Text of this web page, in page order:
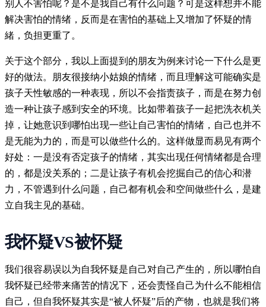
别人不害怕呢？是不是我自己有什么问题？可是这样想并不能
解决害怕的情绪，反而是在害怕的基础上又增加了怀疑的情
緒，负担更重了。
关于这个部分，我以上面提到的朋友为例来讨论一下什么是更
好的做法。朋友很接纳小姑娘的情绪，而且理解这可能确实是
孩子天性敏感的一种表现，所以不会指责孩子，而是在努力创
造一种让孩子感到安全的环境。比如带着孩子一起把洗衣机关
掉，让她意识到哪怕出现一些让自己害怕的情绪，自己也并不
是无能为力的，而是可以做些什么的。这样做显而易见有两个
好处：一是没有否定孩子的情绪，其实出现任何情绪都是合理
的，都是没关系的；二是让孩子有机会挖掘自己的信心和潜
力，不管遇到什么问题，自己都有机会和空间做些什么，是建
立自我主见的基础。
我怀疑VS被怀疑
我们很容易误以为自我怀疑是自己对自己产生的，所以哪怕自
我怀疑已经带来痛苦的情况下，还会责怪自己为什么不能相信
自己，但自我怀疑其实是“被人怀疑”后的产物，也就是我们将